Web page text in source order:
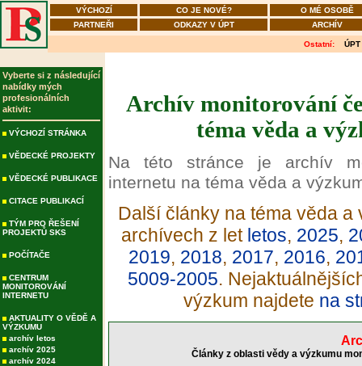
VÝCHOZÍ CO JE NOVÉ?
O MÉ OSOBĚ
PARTNEŘI
ODKAZY V ÚPT ARCHÍV
Ostatní: ÚPT
Vyberte si z následující
nabídky mých
profesionálních
aktivit:
VÝCHOZÍ STRÁNKA
VĚDECKÉ PROJEKTY
VĚDECKÉ PUBLIKACE
CITACE PUBLIKACÍ
TÝM PRO ŘEŠENÍ
PROJEKTŮ SKS
POČÍTAČE
CENTRUM
MONITOROVÁNÍ
INTERNETU
AKTUALITY O VĚDĚ A
VÝZKUMU
archív letos
archív 2025
archív 2024
Archív monitorování
téma věda a
Na této stránce je archív
internetu na téma věda a
Další články na téma věda
archívech z let letos, 2025,
2019, 2018, 2017, 2016,
5009-2005.
výzkum najdete na
Články z oblasti vědy a výzkumu